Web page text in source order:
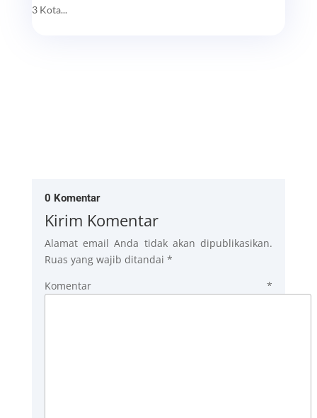
3 Kota...
0 Komentar
Kirim Komentar
Alamat email Anda tidak akan dipublikasikan.
Ruas yang wajib ditandai *
Komentar*